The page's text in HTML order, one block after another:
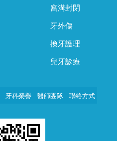
窩溝封閉
牙外傷
換牙護理
兒牙診療
牙科榮譽 醫師團隊 聯絡方式